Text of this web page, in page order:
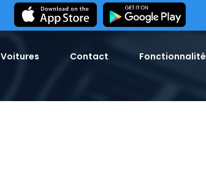
Voitures Contact Fonctionnalité